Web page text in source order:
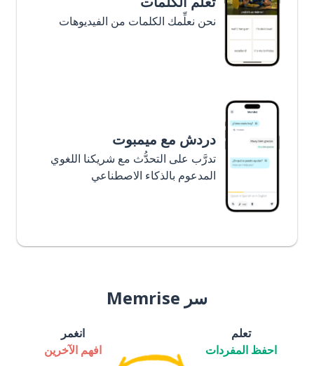
نحن نعلِّمك الكلمات من الفيديوهات
دردش مع ميمبوت
تدرَّب على التحدُّث مع شريكنا اللغوي
المدعوم بالذكاء الاصطناعي
سر Memrise
تعلم
احفظ المفردات
انغمر
افهم الآخرين